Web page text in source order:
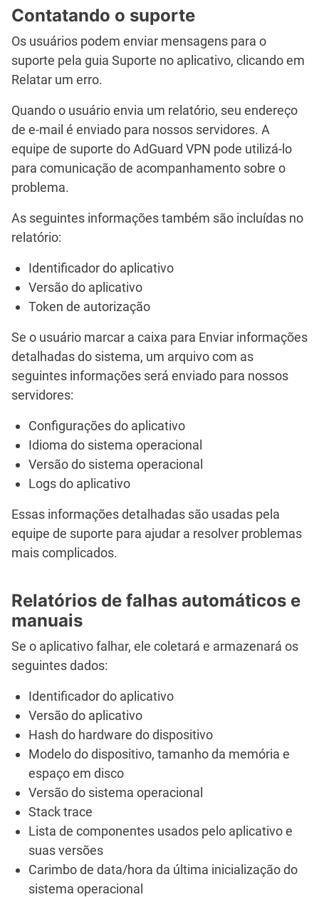
Contatando o suporte
Os usuários podem enviar mensagens para o
suporte pela guia Suporte no aplicativo, clicando em
Relatar um erro.
Quando o usuário envia um relatório, seu endereço
de e-mail é enviado para nossos servidores. A
equipe de suporte do AdGuard VPN pode utilizá-lo
para comunicação de acompanhamento sobre o
problema.
As seguintes informações também são incluídas no
relatório:
Identificador do aplicativo
Versão do aplicativo
Token de autorização
Se o usuário marcar a caixa para Enviar informações
detalhadas do sistema, um arquivo com as
seguintes informações será enviado para nossos
servidores:
Configurações do aplicativo
Idioma do sistema operacional
Versão do sistema operacional
Logs do aplicativo
Essas informações detalhadas são usadas pela
equipe de suporte para ajudar a resolver problemas
mais complicados.
Relatórios de falhas automáticos e
manuais
Se o aplicativo falhar, ele coletará e armazenará os
seguintes dados:
Identificador do aplicativo
Versão do aplicativo
Hash do hardware do dispositivo
Modelo do dispositivo, tamanho da memória e
espaço em disco
Versão do sistema operacional
Stack trace
Lista de componentes usados pelo aplicativo e
suas versões
Carimbo de data/hora da última inicialização do
sistema operacional